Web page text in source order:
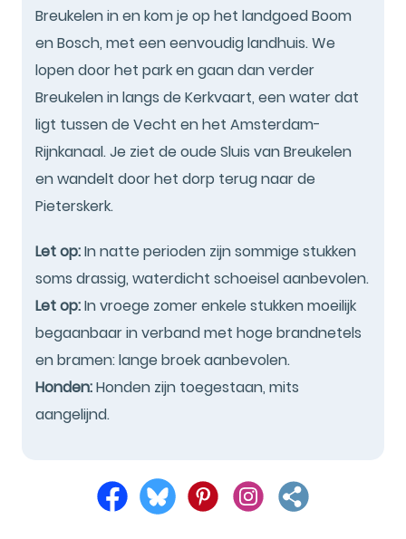
Breukelen in en kom je op het landgoed Boom
en Bosch, met een eenvoudig landhuis. We
lopen door het park en gaan dan verder
Breukelen in langs de Kerkvaart, een water dat
ligt tussen de Vecht en het Amsterdam-
Rijnkanaal. Je ziet de oude Sluis van Breukelen
en wandelt door het dorp terug naar de
Pieterskerk.
Let op:In natte perioden zijn sommige stukken
soms drassig, waterdicht schoeisel aanbevolen.
Let op:In vroege zomer enkele stukken moeilijk
begaanbaar in verband met hoge brandnetels
en bramen: lange broek aanbevolen.
Honden:Honden zijn toegestaan, mits
aangelijnd.